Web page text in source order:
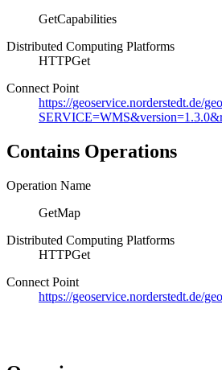
GetCapabilities
Distributed Computing Platforms
HTTPGet
Connect Point
https://geoservice.norderstedt.de/
Contains Operations
Operation Name
GetMap
Distributed Computing Platforms
HTTPGet
Connect Point
https://geoservice.norderstedt.de/